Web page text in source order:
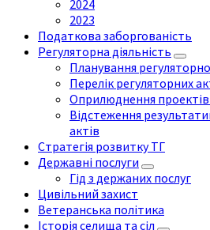
2024
2023
Податкова заборгованість
Регуляторна діяльність
Планування
Перелік регуляторних
Оприлюднення проектів
Відстеження
актів
Стратегія розвитку ТГ
Державні послуги
Гід з держаних послуг
Цивільний захист
Ветеранська політика
Історія селища та сіл